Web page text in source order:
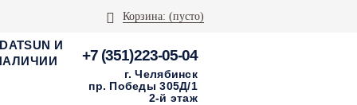
Корзина: (пусто)
И
НАЛИЧИИ
+7 (351)223-05-04
г. Челябинск
пр. Победы 305Д/1
2-й этаж